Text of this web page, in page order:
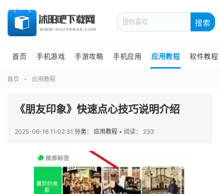
搜索
首页 手机游戏 手游攻略 手机应用 应用教程 软件教程
首页 应用教程
《朋友印象》快速点心技巧说明介绍
2025-06-16 11:02:31 分类： 应用教程 • 阅读： 233